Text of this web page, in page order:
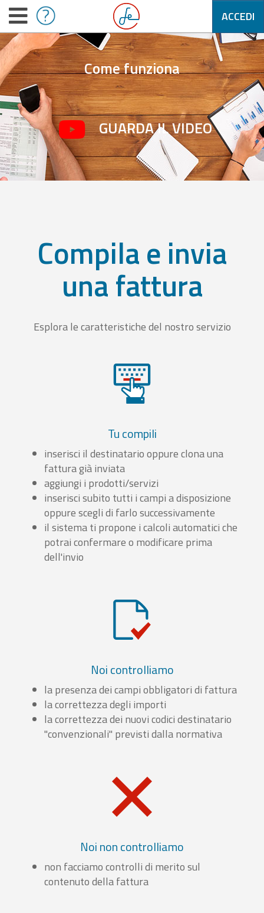
ACCEDI
Come funziona
GUARDA IL VIDEO
Compila e invia
una fattura
Esplora le caratteristiche del nostro servizio
Tu compili
inserisci il destinatario oppure clona una
fattura già inviata
aggiungi i prodotti/servizi
inserisci subito tutti i campi a disposizione
oppure scegli di farlo successivamente
il sistema ti propone i calcoli automatici che
potrai confermare o modificare prima
dell'invio
Noi controlliamo
la presenza dei campi obbligatori di fattura
la correttezza degli importi
la correttezza dei nuovi codici destinatario
"convenzionali" previsti dalla normativa
Noi non controlliamo
non facciamo controlli di merito sul
contenuto della fattura